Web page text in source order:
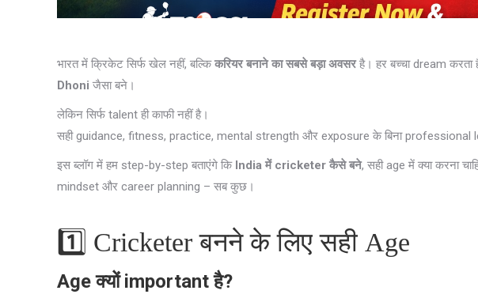
भारत में क्रिकेट सिर्फ खेल नहीं, बल्किकरियर बनाने का सबसे बड़ा अवसरहै। हर बच्चा dream करता
Dhoni जैसा बने।
लेकिन सिर्फ talent ही काफी नहीं है।
सही guidance, fitness, practice, mental strength और exposure के बिना professional
इस ब्लॉग में हम step-by-step बताएंगे कि India में cricketer कैसे बने, सही age में क्या करना
mindset और career planning – सब कुछ।
1️⃣ Cricketer बनने के लिए सही Age
Age क्यों important है?